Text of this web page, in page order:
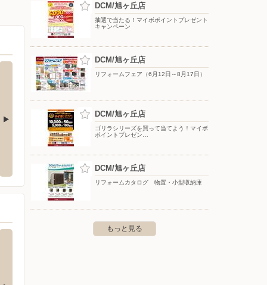
ランド札幌屯田店
屯田七条3-2-2
DCM/旭ヶ丘店
抽選で当たる！マイボポイントプレゼント
キャンペーン
DCM/旭ヶ丘店
リフォームフェア（6月12日～8月17日）
DCM/旭ヶ丘店
ゴリラシリーズを買って当てよう！マイボ
ポイントプレゼン…
DCM/旭ヶ丘店
リフォームカタログ 物置・小型収納庫
もっと見る